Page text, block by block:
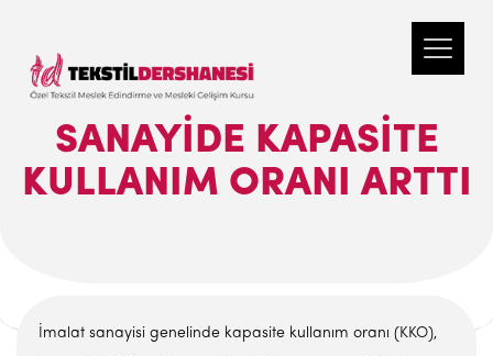
SANAYIDE KAPASITE
KULLANIM ORANI ARTTI
İmalat sanayisi genelinde kapasite kullanım oranı (KKO),